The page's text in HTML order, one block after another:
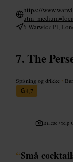
https://
6 Warwick Pl,
The
Spisning og drikke • Bar
4,7
Billede /Yelp
“Små